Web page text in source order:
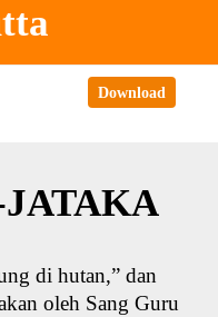
Download
di hutan,” dan
oleh Sang Guru